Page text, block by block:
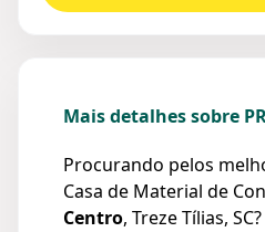
Mais detalhes sobre
Procurando pelos
Casa de Material de
Centro, Treze Tílias, SC?